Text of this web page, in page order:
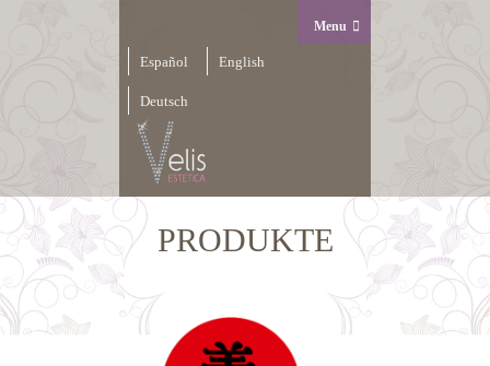
Español English
Deutsch
Menu
PRODUKTE